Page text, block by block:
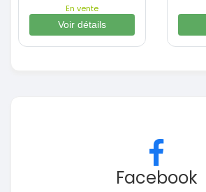
En vente
Voir détails
Facebook